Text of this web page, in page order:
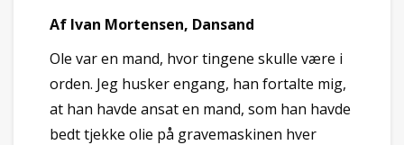
Af Ivan Mortensen, Dansand
Ole var en mand, hvor tingene skulle være i
orden. Jeg husker engang, han fortalte mig,
at han havde ansat en mand, som han havde
bedt tjekke olie på gravemaskinen hver